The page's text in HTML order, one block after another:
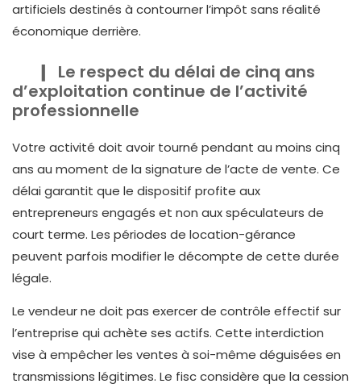
artificiels destinés à contourner l’impôt sans réalité
économique derrière.
Le respect du délai de cinq ans
d’exploitation continue de l’activité
professionnelle
Votre activité doit avoir tourné pendant au moins cinq
ans au moment de la signature de l’acte de vente. Ce
délai garantit que le dispositif profite aux
entrepreneurs engagés et non aux spéculateurs de
court terme. Les périodes de location-gérance
peuvent parfois modifier le décompte de cette durée
légale.
Le vendeur ne doit pas exercer de contrôle effectif sur
l’entreprise qui achète ses actifs. Cette interdiction
vise à empêcher les ventes à soi-même déguisées en
transmissions légitimes. Le fisc considère que la cession